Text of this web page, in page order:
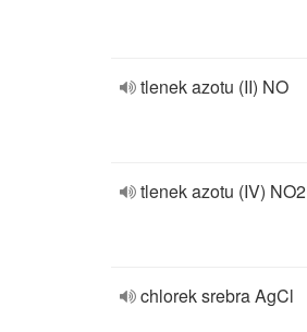
tlenek azotu (II) NO
tlenek azotu (IV) NO2
chlorek srebra AgCl